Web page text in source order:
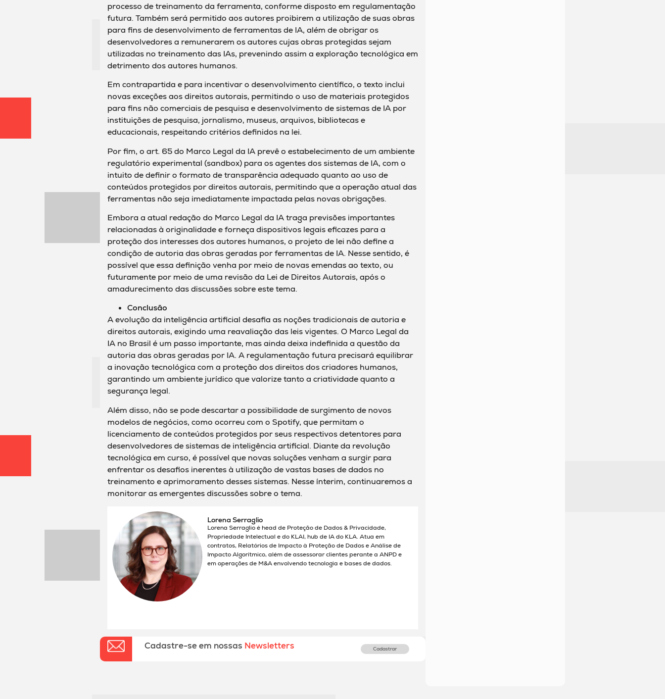
processo de treinamento da ferramenta, conforme disposto em regulamentação
futura. Também será permitido aos autores proibirem a utilização de suas obras
para fins de desenvolvimento de ferramentas de IA, além de obrigar os
desenvolvedores a remunerarem os autores cujas obras protegidas sejam
utilizadas no treinamento das IAs, prevenindo assim a exploração tecnológica em
detrimento dos autores humanos.
Em contrapartida e para incentivar o desenvolvimento científico, o texto inclui
novas exceções aos direitos autorais, permitindo o uso de materiais protegidos
para fins não comerciais de pesquisa e desenvolvimento de sistemas de IA por
instituições de pesquisa, jornalismo, museus, arquivos, bibliotecas e
educacionais, respeitando critérios definidos na lei.
Por fim, o art. 65 do Marco Legal da IA prevê o estabelecimento de um ambiente
regulatório experimental (sandbox) para os agentes dos sistemas de IA, com o
intuito de definir o formato de transparência adequado quanto ao uso de
conteúdos protegidos por direitos autorais, permitindo que a operação atual das
ferramentas não seja imediatamente impactada pelas novas obrigações.
Embora a atual redação do Marco Legal da IA traga previsões importantes
relacionadas à originalidade e forneça dispositivos legais eficazes para a
proteção dos interesses dos autores humanos, o projeto de lei não define a
condição de autoria das obras geradas por ferramentas de IA. Nesse sentido, é
possível que essa definição venha por meio de novas emendas ao texto, ou
futuramente por meio de uma revisão da Lei de Direitos Autorais, após o
amadurecimento das discussões sobre este tema.
Conclusão
A evolução da inteligência artificial desafia as noções tradicionais de autoria e
direitos autorais, exigindo uma reavaliação das leis vigentes. O Marco Legal da
IA no Brasil é um passo importante, mas ainda deixa indefinida a questão da
autoria das obras geradas por IA. A regulamentação futura precisará equilibrar
a inovação tecnológica com a proteção dos direitos dos criadores humanos,
garantindo um ambiente jurídico que valorize tanto a criatividade quanto a
segurança legal.
Além disso, não se pode descartar a possibilidade de surgimento de novos
modelos de negócios, como ocorreu com o Spotify, que permitam o
licenciamento de conteúdos protegidos por seus respectivos detentores para
desenvolvedores de sistemas de inteligência artificial. Diante da revolução
tecnológica em curso, é possível que novas soluções venham a surgir para
enfrentar os desafios inerentes à utilização de vastas bases de dados no
treinamento e aprimoramento desses sistemas. Nesse ínterim, continuaremos a
monitorar as emergentes discussões sobre o tema.
Lorena Serraglio
Lorena Serraglio é head de Proteção de Dados & Privacidade,
Propriedade Intelectual e do KLAI, hub de IA do KLA. Atua em
contratos, Relatórios de Impacto à Proteção de Dados e Análise de
Impacto Algorítmico, além de assessorar clientes perante a ANPD e
em operações de M&A envolvendo tecnologia e bases de dados.
Cadastre-se em nossas Newsletters Cadastrar